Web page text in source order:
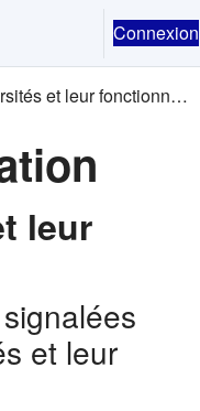
Connexion
Les universités et leur fonctionnement
leur
et leur